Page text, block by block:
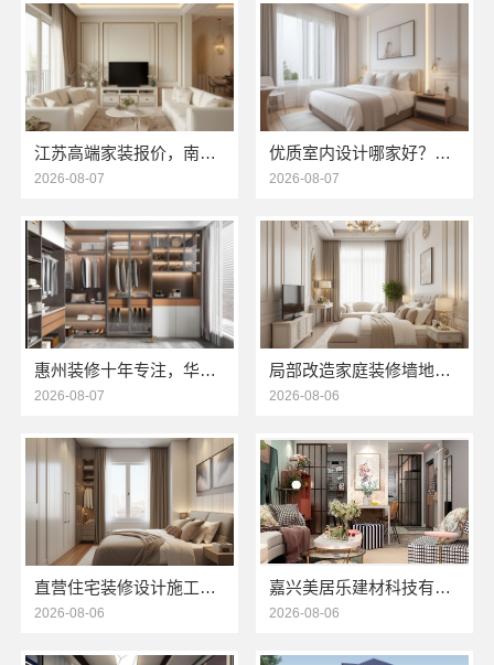
江苏高端家装报价，南京市创亿讯价格透明更靠谱
2026-08-07
优质室内设计哪家好？南京市创亿讯口碑见证品质
2026-08-07
惠州装修十年专注，华居不锈钢品质见证
2026-08-07
局部改造家庭装修墙地翻新，海南万赢饰家新型建筑材料有限公为您焕新
2026-08-06
直营住宅装修设计施工婚房选浙江臻美新型建材有限公司
2026-08-06
嘉兴美居乐建材科技有限公司_旧房改造专业施工口碑推荐
2026-08-06